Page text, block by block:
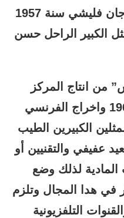
أخرجه بالمغرب الفرنسي جان فليشي سنة 1957
الكبير الراحل حسن
من انتاج المركز
السينمائي المغربي سنة 1961 واخراج الفرنسي
الكبيرين الطيب
عفيفي والتقنيين أو
المادية لذلك وضع
في هدا المجال وتلزم
التلفزيونية